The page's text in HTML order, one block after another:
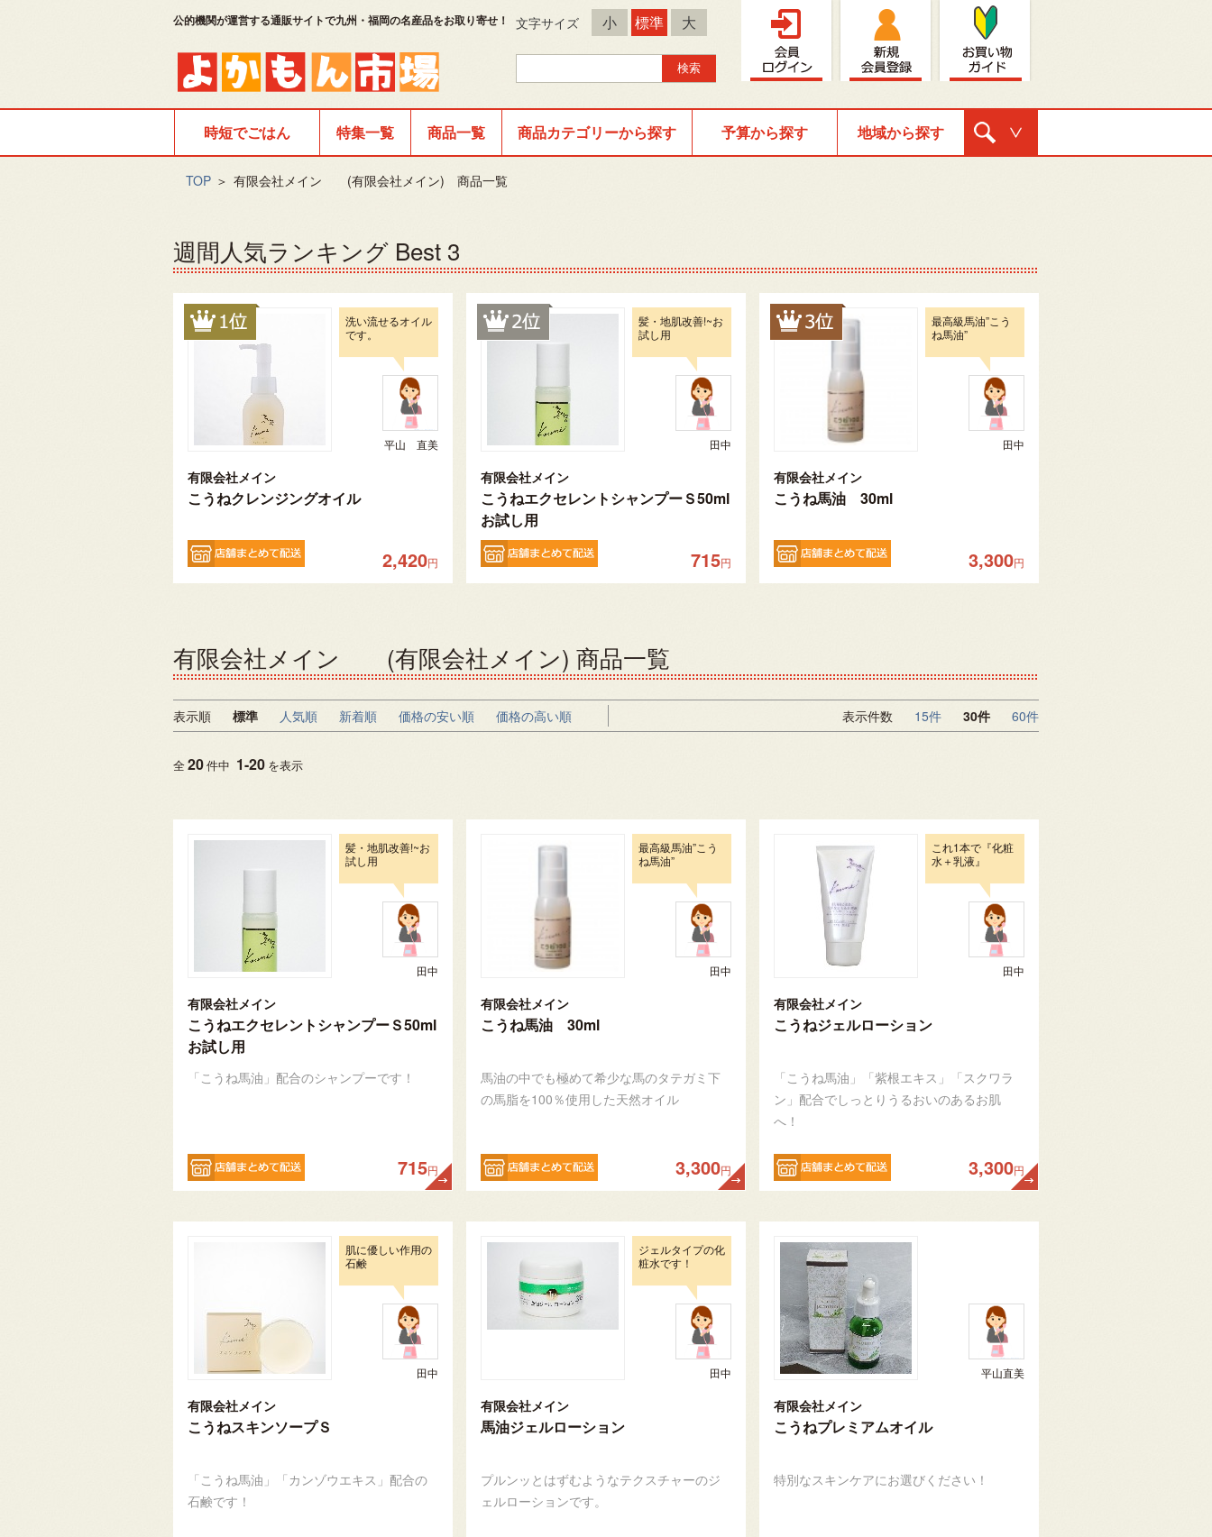
公的機関が運営する通販サイトで九州・福岡の名産品をお取り寄せ！ 文字サイズ 小 標準 大
時短でごはん 特集一覧 商品一覧 商品カテゴリーから探す 予算から探す 地域から探す
TOP ＞ 有限会社メイン (有限会社メイン) 商品一覧
週間人気ランキング Best 3
洗い流せるオイル
です。
平山 直美
有限会社メイン
こうねクレンジングオイル
2,420円
髪・地肌改善!~お
試し用
田中
有限会社メイン
こうねエクセレントシャンプーＳ50ml
お試し用
715円
最高級馬油”こう
ね馬油”
田中
有限会社メイン
こうね馬油 30ml
3,300円
有限会社メイン (有限会社メイン) 商品一覧
表示順 標準 人気順 新着順 価格の安い順 価格の高い順 表示件数 15件 30件 60件
全20件中 1-20 を表示
髪・地肌改善!~お
試し用
田中
有限会社メイン
こうねエクセレントシャンプーＳ50ml
お試し用
「こうね馬油」配合のシャンプーです！
715円
最高級馬油”こう
ね馬油”
田中
有限会社メイン
こうね馬油 30ml
馬油の中でも極めて希少な馬のタテガミ下
の馬脂を100％使用した天然オイル
3,300円
これ1本で『化粧
水＋乳液』
田中
有限会社メイン
こうねジェルローション
「こうね馬油」「紫根エキス」「スクワラ
ン」配合でしっとりうるおいのあるお肌
へ！
3,300円
肌に優しい作用の
石鹸
田中
有限会社メイン
こうねスキンソープＳ
「こうね馬油」「カンゾウエキス」配合の
石鹸です！
ジェルタイプの化
粧水です！
田中
有限会社メイン
馬油ジェルローション
プルンッとはずむようなテクスチャーのジ
ェルローションです。
平山直美
有限会社メイン
こうねプレミアムオイル
特別なスキンケアにお選びください！